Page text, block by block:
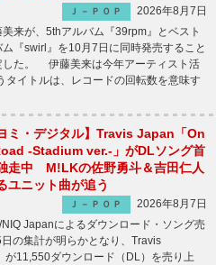
Ｊ－ＰＯＰ
2026年8月7日
来が、5thアルバム『39rpm』とベスト
ム『swirl』を10月7日に同時発売すること
した。 伊藤美来は今年アーティスト活
イトルは、レコードの回転数を意味す
ヨミ・デジタル】Travis Japan「On
-Stadium ver.-」がDLソング首
走中 M!LKの佐野勇斗＆吉田仁人
ユニット曲が追う
Ｊ－ＰＯＰ
2026年8月7日
Japanによるダウンロード・ソング売
の集計が明らかとなり、Travis
11,550ダウンロード（DL）を売り上